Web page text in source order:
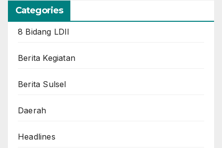
Categories
8 Bidang LDII
Berita Kegiatan
Berita Sulsel
Daerah
Headlines